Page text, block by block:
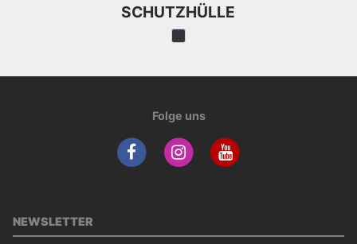
SCHUTZHÜLLE
Folge uns
NEWSLETTER